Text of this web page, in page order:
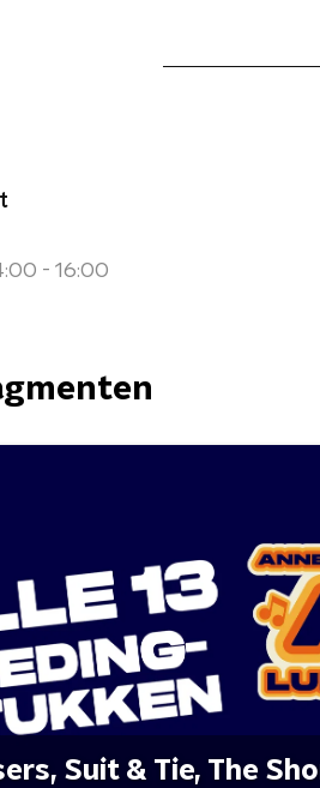
- 16:00
Suit & Tie, The